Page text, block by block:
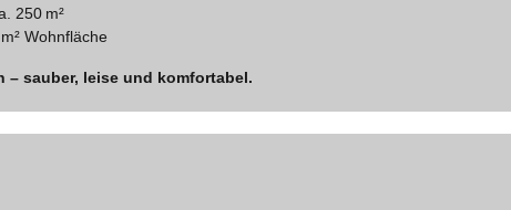
250 m²
Wohnfläche
sauber, leise und komfortabel.